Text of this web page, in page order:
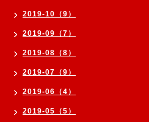
2019-10（9）
2019-09（7）
2019-08（8）
2019-07（9）
2019-06（4）
2019-05（5）